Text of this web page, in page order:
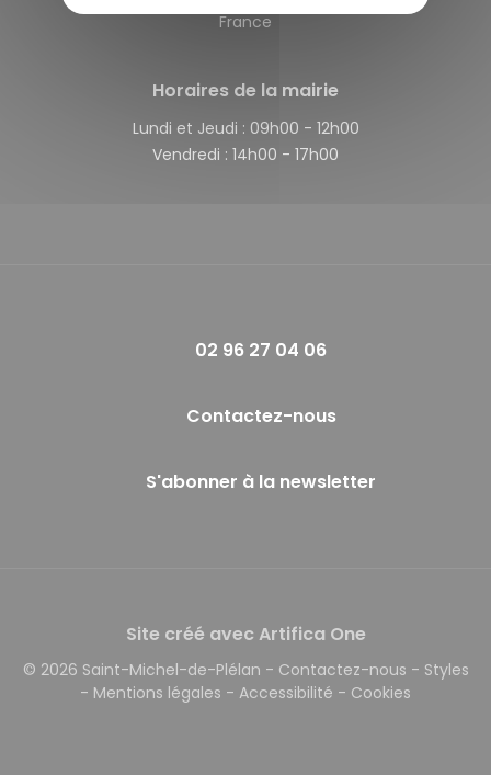
France
Horaires de la mairie
Lundi et Jeudi : 09h00 - 12h00
Vendredi : 14h00 - 17h00
02 96 27 04 06
Contactez-nous
S'abonner à la newsletter
Site créé avec Artifica One
© 2026 Saint-Michel-de-Plélan - Contactez-nous - Styles
- Mentions légales - Accessibilité - Cookies